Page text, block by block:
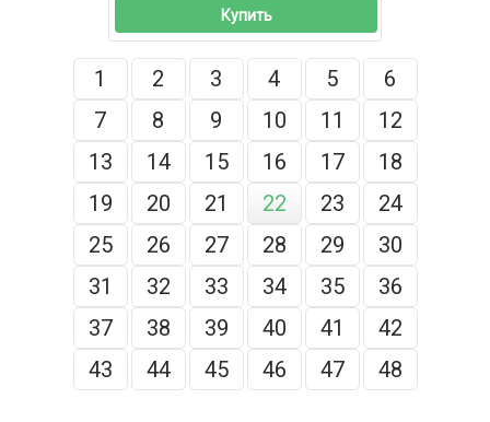
Купить
1 2 3 4 5
6
7
8 9 10 11
12
13
14 15 16 17
18
19
20 21 22 23
24
25
26 27 28 29
30
31
32 33 34 35
36
37
38 39 40 41
42
43
44 45 46 47 48